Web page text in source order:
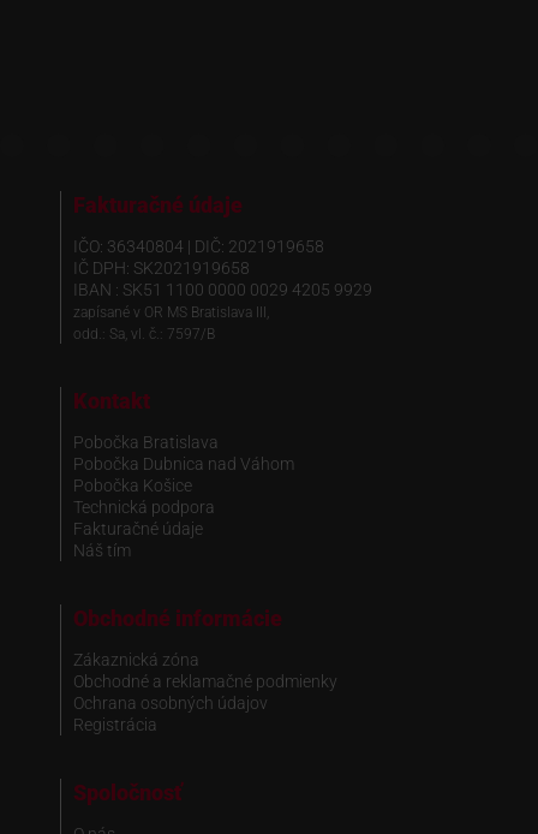
Fakturačné údaje
IČO: 36340804 | DIČ: 2021919658
IČ DPH: SK2021919658
IBAN : SK51 1100 0000 0029 4205 9929
zapísané v OR MS Bratislava III,
odd.: Sa, vl. č.: 7597/B
Kontakt
Pobočka Bratislava
Pobočka Dubnica nad Váhom
Pobočka Košice
Technická podpora
Fakturačné údaje
Náš tím
Obchodné informácie
Zákaznická zóna
Obchodné a reklamačné podmienky
Ochrana osobných údajov
Registrácia
Spoločnosť